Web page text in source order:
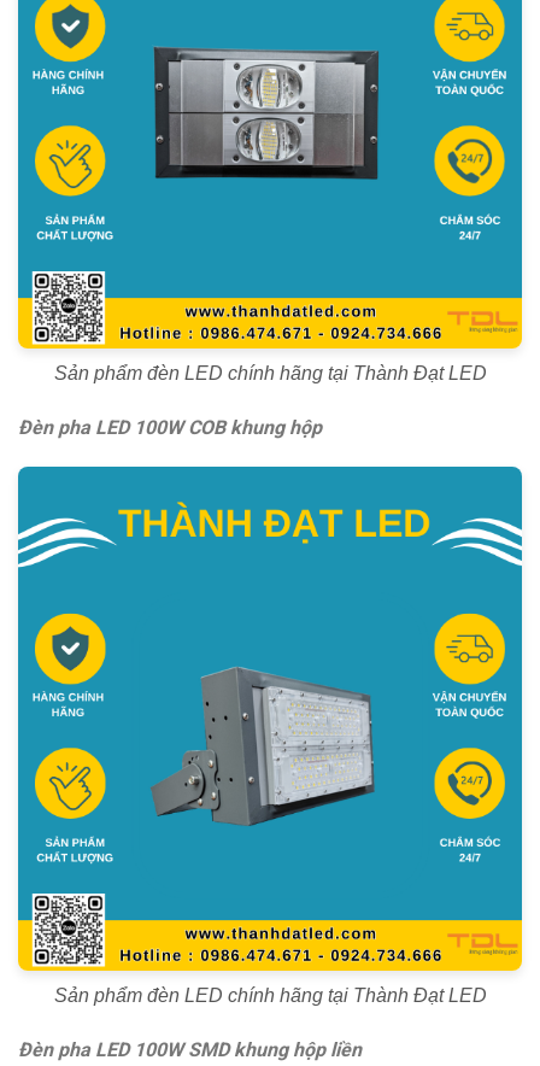
Sản phẩm đèn LED chính hãng tại Thành Đạt LED
Đèn pha LED 100W COB khung hộp
Sản phẩm đèn LED chính hãng tại Thành Đạt LED
Đèn pha LED 100W SMD khung hộp liền